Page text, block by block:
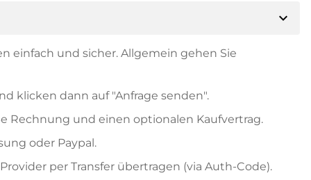
expand_more
einfach und sicher. Allgemein gehen Sie
klicken dann auf "Anfrage senden".
Rechnung und einen optionalen Kaufvertrag.
oder Paypal.
per Transfer übertragen (via Auth-Code).